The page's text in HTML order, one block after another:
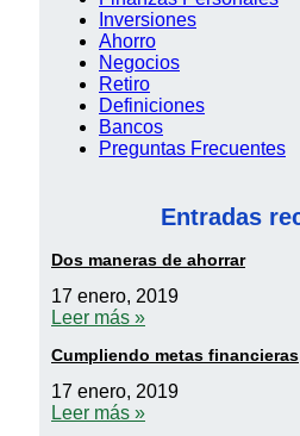
Inversiones
Ahorro
Negocios
Retiro
Definiciones
Bancos
Preguntas Frecuentes
Entradas
Dos maneras de ahorrar
17 enero, 2019
Leer más »
Cumpliendo metas financieras
17 enero, 2019
Leer más »